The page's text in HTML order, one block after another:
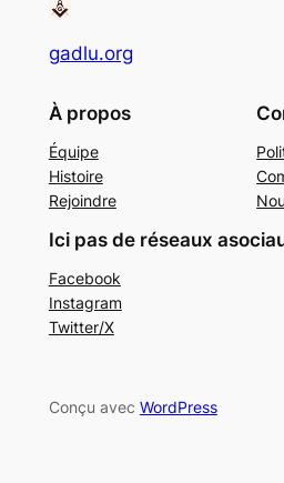
gadlu.org
À propos
Équipe
Histoire
Rejoindre
Ici pas de réseaux
Facebook
Instagram
Twitter/X
Conçu avec WordPress